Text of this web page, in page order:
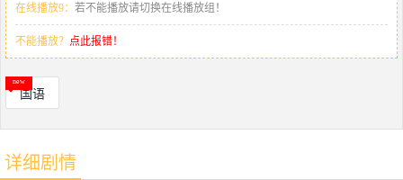
在线播放9： 若不能播放请切换在线播放组！
不能播放？ 点此报错！
国语
详细剧情